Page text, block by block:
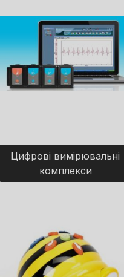
Цифрові вимірювальні
комплекси